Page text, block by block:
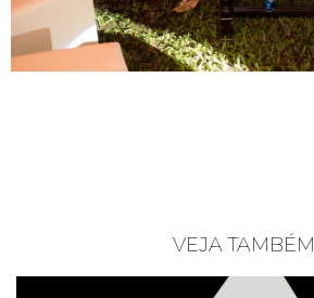
VEJA TAMBÉM